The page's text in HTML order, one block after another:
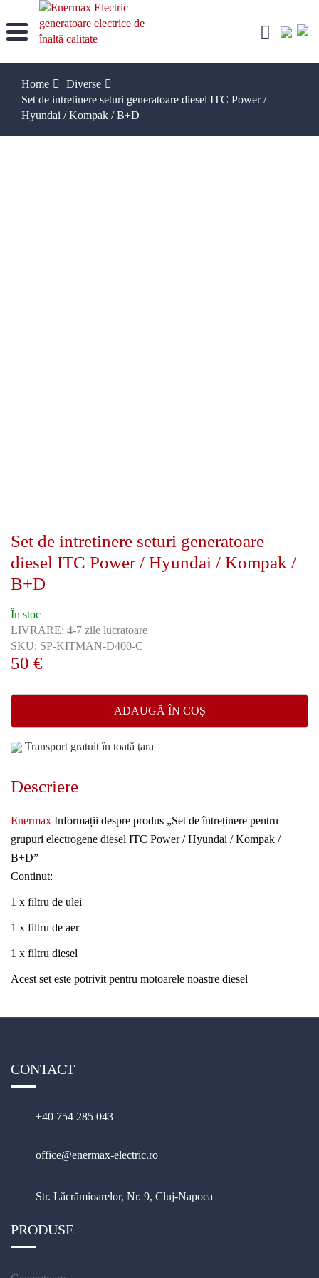
to
content
Home
Diverse
Set de intretinere seturi generatoare diesel ITC Power /
Hyundai / Kompak / B+D
Set de intretinere seturi generatoare
diesel ITC Power / Hyundai / Kompak /
B+D
În stoc
LIVRARE: 4-7 zile lucratoare
SKU: SP-KITMAN-D400-C
50 €
ADAUGĂ ÎN COȘ
Transport gratuit în toată ţara
Descriere
Enermax Informații despre produs „Set de întreținere pentru
grupuri electrogene diesel ITC Power / Hyundai / Kompak /
B+D”
Continut:
1 x filtru de ulei
1 x filtru de aer
1 x filtru diesel
Acest set este potrivit pentru motoarele noastre diesel
CONTACT
+40 754 285 043
office@enermax-electric.ro
Str. Lăcrămioarelor, Nr. 9, Cluj-Napoca
PRODUSE